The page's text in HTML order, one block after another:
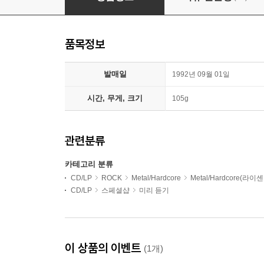
품목정보
발매일 1992년 09월 01일
시간, 무게, 크기 105g
관련분류
카테고리 분류
CD/LP ROCK Metal/Hardcore
Metal/Hardcore(라이
CD/LP
스페셜샵 미리 듣기
이 상품의 이벤트 (1개)